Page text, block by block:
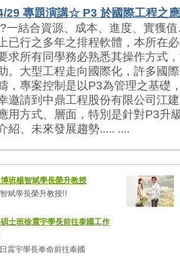
29 專題演講☆ P3 於國際工程之
一結合資源、成本、進度、實獲
已行之多年之排程軟體，本所在
求所有同學務必熟悉其操作方式
。大型工程走向國際化，許多國
，專案控制是以P3為管理之基礎
邀請到中鼎工程股份有限公司江
用方式、層面，特別是針對P3升
紹、未來發展趨勢..... ....
班楊智斌學長榮升教授
斌學長榮升教授!!
士班徐震宇學長前往泰國工作
震宇學長奉命前往泰國